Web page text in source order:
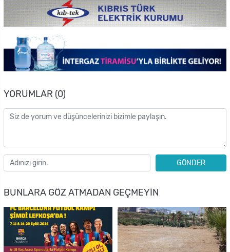
YORUMLAR (0)
GÖNDER
BUNLARA GÖZ ATMADAN GEÇMEYIN